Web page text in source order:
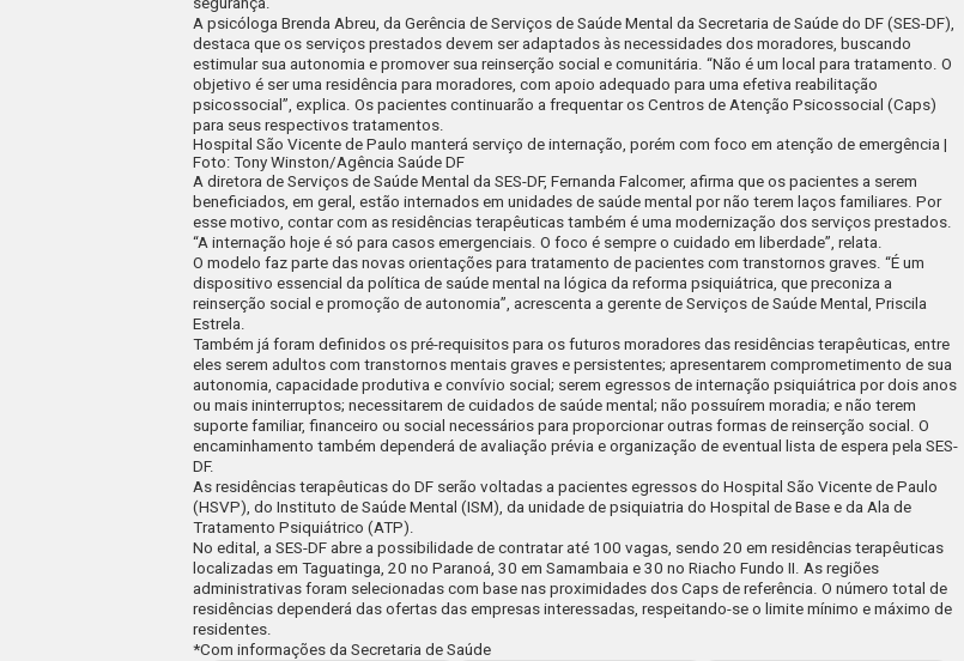
A psicóloga Brenda Abreu, da Gerência de Serviços de Saúde Mental da Secretaria de Saúde do DF (SES-DF),
destaca que os serviços prestados devem ser adaptados às necessidades dos moradores, buscando
estimular sua autonomia e promover sua reinserção social e comunitária. “Não é um local para tratamento. O
objetivo é ser uma residência para moradores, com apoio adequado para uma efetiva reabilitação
psicossocial”, explica. Os pacientes continuarão a frequentar os Centros de Atenção Psicossocial (Caps)
para seus respectivos tratamentos.
Hospital São Vicente de Paulo manterá serviço de internação, porém com foco em atenção de emergência |
Foto: Tony Winston/Agência Saúde DF
A diretora de Serviços de Saúde Mental da SES-DF, Fernanda Falcomer, afirma que os pacientes a serem
beneficiados, em geral, estão internados em unidades de saúde mental por não terem laços familiares. Por
esse motivo, contar com as residências terapêuticas também é uma modernização dos serviços prestados.
“A internação hoje é só para casos emergenciais. O foco é sempre o cuidado em liberdade”, relata.
O modelo faz parte das novas orientações para tratamento de pacientes com transtornos graves. “É um
dispositivo essencial da política de saúde mental na lógica da reforma psiquiátrica, que preconiza a
reinserção social e promoção de autonomia”, acrescenta a gerente de Serviços de Saúde Mental, Priscila
Estrela.
Também já foram definidos os pré-requisitos para os futuros moradores das residências terapêuticas, entre
eles serem adultos com transtornos mentais graves e persistentes; apresentarem comprometimento de sua
autonomia, capacidade produtiva e convívio social; serem egressos de internação psiquiátrica por dois anos
ou mais ininterruptos; necessitarem de cuidados de saúde mental; não possuírem moradia; e não terem
suporte familiar, financeiro ou social necessários para proporcionar outras formas de reinserção social. O
encaminhamento também dependerá de avaliação prévia e organização de eventual lista de espera pela SES-
DF.
As residências terapêuticas do DF serão voltadas a pacientes egressos do Hospital São Vicente de Paulo
(HSVP), do Instituto de Saúde Mental (ISM), da unidade de psiquiatria do Hospital de Base e da Ala de
Tratamento Psiquiátrico (ATP).
No edital, a SES-DF abre a possibilidade de contratar até 100 vagas, sendo 20 em residências terapêuticas
localizadas em Taguatinga, 20 no Paranoá, 30 em Samambaia e 30 no Riacho Fundo II. As regiões
administrativas foram selecionadas com base nas proximidades dos Caps de referência. O número total de
residências dependerá das ofertas das empresas interessadas, respeitando-se o limite mínimo e máximo de
residentes.
*Com informações da Secretaria de Saúde